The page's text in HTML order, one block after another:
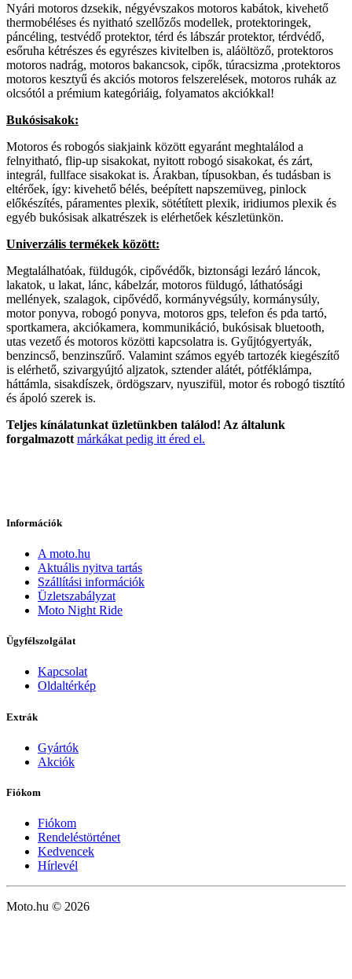
Nyári motoros dzsekik, négyévszakos motoros kabátok, kivehető
thermobéléses és nyitható szellőzős modellek, protektoringek,
páncéling, testvédő protektor, térd és lábszár protektor, térdvédő,
esőruha kétrészes és egyrészes kivitelben is, aláöltöző, protektoros
motoros nadrág, motoros bakancsok, cipők, túracsizma ,protektoros
motoros kesztyű és akciós motoros felszerelések, motoros ruhák az
olcsótól a prémium kategóriáig, folyamatos akciókkal!
Bukósisakok:
Motoros és robogós siakjaink között egyaránt meghtalálod a
felnyitható, flip-up sisakokat, nyitott robogó sisakokat, és zárt,
integrál, fullface sisakokat is. Árakban, típusokban, és tudásban is
eltérőek, így: kivehető bélés, beépített napszemüveg, pinlock
előkészítés, páramentes plexik, sötétített plexik, iridiumos plexik és
egyéb bukósisak alkatrészek is elérhetőek készletünkön.
Univerzális termékek között:
Megtalálhatóak, füldugók, cipővédők, biztonsági lezáró láncok,
lakatok, u lakat, lánc, kábelzár, motoros füldugó, láthatósági
mellények, szalagok, cipővédő, kormányvégsúly, kormánysúly,
motor ponyva, robogó ponyva, motoros gps, telefon és pda tartó,
sportkamera, akciókamera, kommunikáció, bukósisak bluetooth,
utas vezető és motoros közötti kapcsolatra is. Gyűjtógyertyák,
benzincső, benzinszűrő. Valamint számos egyéb tartozék kiegészítő
is elérhető, szivargyújtó aljzatok, sztender alátét, pótféklámpa,
háttámla, sisakdíszek, ördögszarv, nyuszifül, motor és robogó tisztító
és ápoló szerek is.
Teljes kínálatunkat üzletünkben találod! Az általunk
forgalmazott márkákat pedig itt éred el.
Információk
A moto.hu
Aktuális nyitva tartás
Szállítási információk
Üzletszabályzat
Moto Night Ride
Ügyfélszolgálat
Kapcsolat
Oldaltérkép
Extrák
Gyártók
Akciók
Fiókom
Fiókom
Rendeléstörténet
Kedvencek
Hírlevél
Moto.hu © 2026